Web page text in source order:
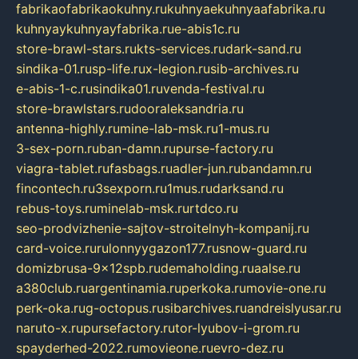
fabrikaofabrikaokuhny.rukuhnyaekuhnyaafabrika.ru
kuhnyaykuhnyayfabrika.rue-abis1c.ru
store-brawl-stars.rukts-services.rudark-sand.ru
sindika-01.rusp-life.rux-legion.rusib-archives.ru
e-abis-1-c.rusindika01.ruvenda-festival.ru
store-brawlstars.rudooraleksandria.ru
antenna-highly.rumine-lab-msk.ru1-mus.ru
3-sex-porn.ruban-damn.rupurse-factory.ru
viagra-tablet.rufasbags.ruadler-jun.rubandamn.ru
fincontech.ru3sexporn.ru1mus.rudarksand.ru
rebus-toys.ruminelab-msk.rurtdco.ru
seo-prodvizhenie-sajtov-stroitelnyh-kompanij.ru
card-voice.rurulonnyygazon177.rusnow-guard.ru
domizbrusa-9x12spb.rudemaholding.ruaalse.ru
a380club.ruargentinamia.ruperkoka.rumovie-one.ru
perk-oka.rug-octopus.rusibarchives.ruandreislyusar.ru
naruto-x.rupursefactory.rutor-lyubov-i-grom.ru
spayderhed-2022.rumovieone.ruevro-dez.ru